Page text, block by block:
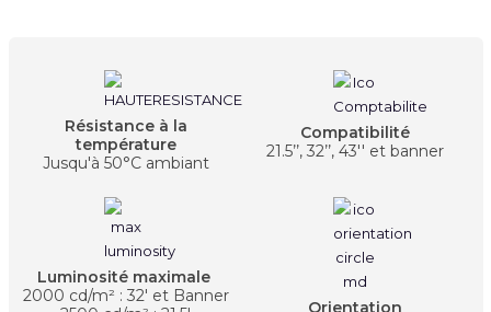
Résistance à la
température
Jusqu'à 50°C ambiant
Compatibilité
21.5’’, 32’’, 43'' et banner
Luminosité maximale
2000 cd/m² : 32' et Banner
Orientation